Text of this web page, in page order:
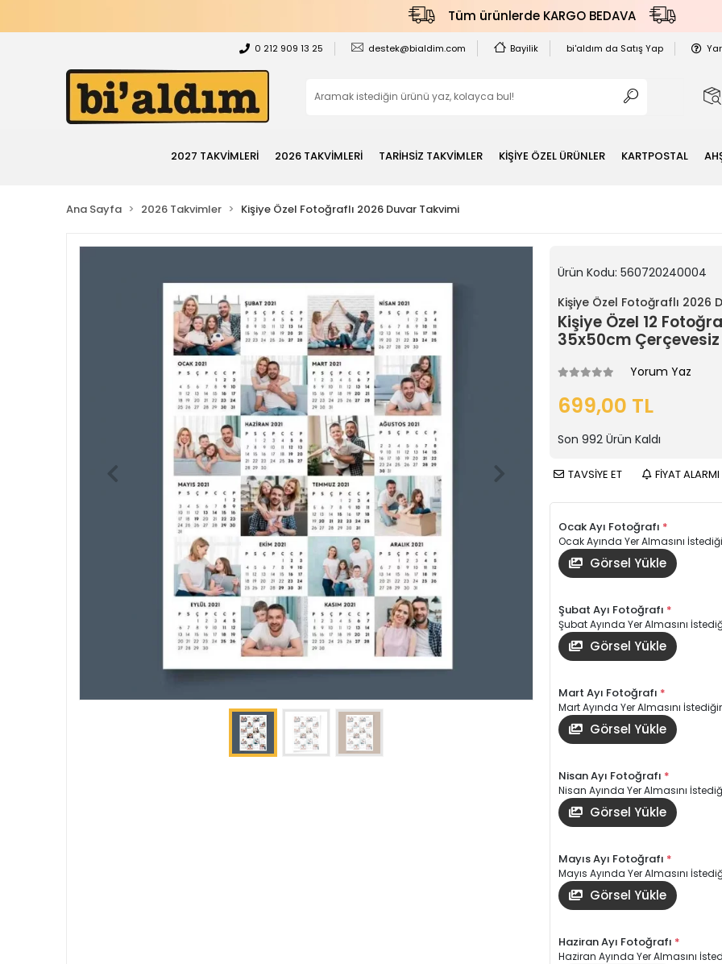
Tüm ürünlerde KARGO BEDAVA
0 212 909 13 25 destek@bialdim.com Bayilik bi'aldım da Satış Yap
2027 TAKVİMLERİ 2026 TAKVİMLERİ TARİHSİZ TAKVİMLER KİŞİYE ÖZEL ÜRÜNLER KARTPOSTAL
Ana Sayfa 2026 Takvimler Kişiye Özel Fotoğraflı 2026 Duvar Takvimi
Ürün Kodu: 560720240004
Kişiye Özel Fotoğraflı 2026
Kişiye Özel 12
35x50cm Çerçevesiz
Yorum Yaz
699,00 TL
Son 992 Ürün Kaldı
TAVSİYE ET FİYAT ALARMI
Ocak Ayı Fotoğrafı *
Ocak Ayında Yer Almasını
Görsel Yükle
Şubat Ayı Fotoğrafı *
Şubat Ayında Yer Almasını
Görsel Yükle
Mart Ayı Fotoğrafı *
Mart Ayında Yer Almasını
Görsel Yükle
Nisan Ayı Fotoğrafı *
Nisan Ayında Yer Almasını
Görsel Yükle
Mayıs Ayı Fotoğrafı *
Mayıs Ayında Yer Almasını
Görsel Yükle
Haziran Ayı Fotoğrafı *
Haziran Ayında Yer Almasını